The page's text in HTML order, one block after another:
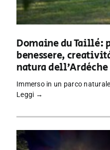
Domaine du Taillé:
benessere,
natura dell’Ardèche
Immerso in un parco
Leggi →